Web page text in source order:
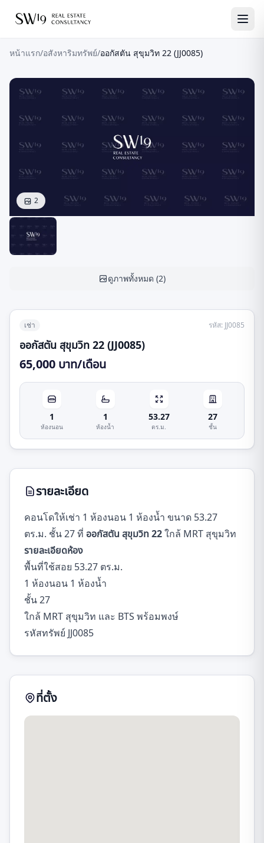
หน้าแรก/อสังหาริมทรัพย์/ออกัสตัน สุขุมวิท 22 (JJ0085)
2
ดูภาพทั้งหมด (2)
เช่า รหัส: JJ0085
ออกัสตัน สุขุมวิท 22 (JJ0085)
65,000 บาท/เดือน
1
ห้องนอน
1
ห้องน้ำ
53.27
ตร.ม.
27
ชั้น
รายละเอียด
คอนโดให้เช่า 1 ห้องนอน 1 ห้องน้ำ ขนาด 53.27
ตร.ม. ชั้น 27 ที่ ออกัสตัน สุขุมวิท 22ใกล้ MRT สุขุมวิท
รายละเอียดห้อง
พื้นที่ใช้สอย 53.27 ตร.ม.
1 ห้องนอน 1 ห้องน้ำ
ชั้น 27
ใกล้ MRT สุขุมวิท และ BTS พร้อมพงษ์
รหัสทรัพย์ JJ0085
ที่ตั้ง